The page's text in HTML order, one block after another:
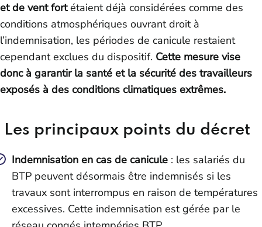
et de vent fortétaient déjà considérées comme des
conditions atmosphériques ouvrant droit à
l’indemnisation, les périodes de canicule restaient
cependant exclues du dispositif. Cette mesure vise
donc à garantir la santé et la sécurité des travailleurs
exposés à des conditions climatiques extrêmes.
Les principaux points du décret
Indemnisation en cas de canicule : les salariés du
BTP peuvent désormais être indemnisés si les
travaux sont interrompus en raison de températures
excessives. Cette indemnisation est gérée par le